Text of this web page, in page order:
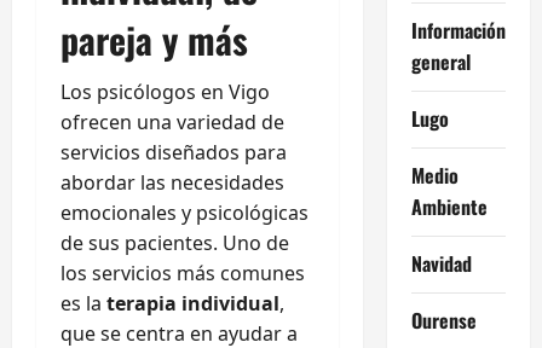
pareja y más
Los psicólogos en Vigo
ofrecen una variedad de
servicios diseñados para
abordar las necesidades
emocionales y psicológicas
de sus pacientes. Uno de
los servicios más comunes
es la terapia individual,
que se centra en ayudar a
Información
general
Lugo
Medio
Ambiente
Navidad
Ourense